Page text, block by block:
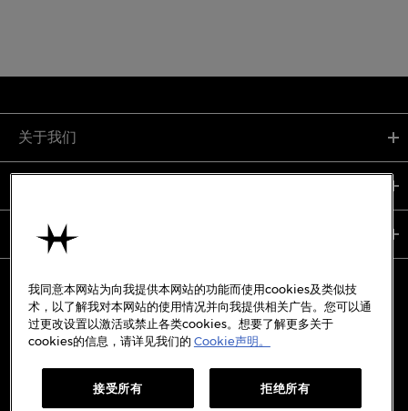
关于我们
使用条款
备案号:沪ICP备19045273号-7
WECHAT WEIBO
我同意本网站为向我提供本网站的功能而使用cookies及类似技
术，以了解我对本网站的使用情况并向我提供相关广告。您可以通
过更改设置以激活或禁止各类cookies。想要了解更多关于
cookies的信息，请详见我们的 Cookie声明。
接受所有 拒绝所有